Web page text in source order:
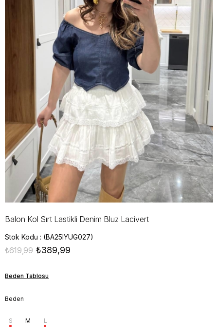
Balon Kol Sırt Lastikli Denim Bluz Lacivert
Stok Kodu (BA25IYUG027)
₺619,99 ₺389,99
Beden Tablosu
Beden
S M L